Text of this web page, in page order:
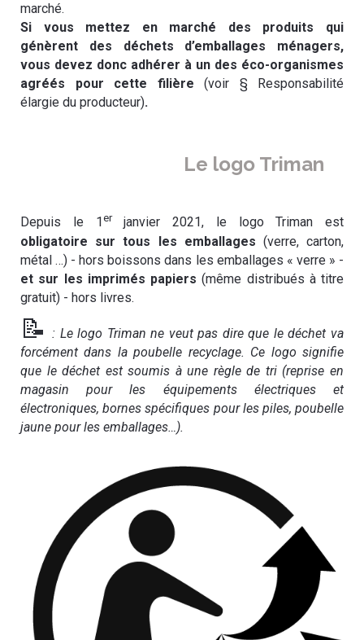
marché.
Si vous mettez en marché des produits qui
génèrent des déchets d’emballages ménagers,
vous devez donc adhérer à un des éco-organismes
agréés pour cette filière (voir § Responsabilité
élargie du producteur).
Le logo Triman
Depuis le 1 er
janvier 2021, le logo Triman est
obligatoire sur tous les emballages (verre, carton,
métal …) - hors boissons dans les emballages « verre » -
et sur les imprimés papiers (même distribués à titre
gratuit) - hors livres.
📝
: Le logo Triman ne veut pas dire que le déchet va
forcément dans la poubelle recyclage. Ce logo signifie
que le déchet est soumis à une règle de tri (reprise en
magasin pour les équipements électriques et
électroniques, bornes spécifiques pour les piles, poubelle
jaune pour les emballages…).